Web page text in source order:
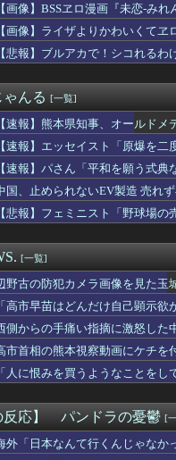
「170cmの日本人、40cmデカい
冠、女性初の棋士資格懸かる白
パスポート、思い切りパクりま
用サイズ登場
中日Aクラス入り？行けます！
が泥ママになっていた。勉強
会 2011～12年に国際審判員ら
リープ系のアニメで1番面白い
ゲームやりません、漫画読み
イナムコ決算、プリキュアが前
ッドFCがFWフアンマ・デルガ
トレスでマジで辞めたい
〇〇も疲れ果てた…〇〇の個体
本に偽善行為で2000万円寄付
やめとけ」という風潮、広ま
クに決める池田瑛紗ちゃんが強
出額ともに初の日本超え 26年
、孕め！」男「アン♡ ﾋﾞｭﾙ」⇒
「ADHDの人が治療しなかった
コカンになる
（42）が一軍合流！
サム】64話感想まとめ チトセ
「AIアントニオ猪木」が登場！
りとり《不倫》になる？→既婚
意図は... ついにあの映像が解禁
【画像】BSSヱロ漫画『未恋-み
【画像】ライザよりかわいくて
【悲報】ブルアカで！シコれる
んる [一覧]
【速報】熊本県知事、オールド
【速報】エッセイスト「原爆を
【速報】パさん「平和を願う式
れる
国、止められないEV製造 売れ
【悲報】フェミニスト「野球場
[一覧]
野古の防犯カメラ画像を見た玉
ントを……
「高市早苗はどんだけ自己顕示
とがない」と言い張るも……
側からの手痛い指摘に激怒した
……
市首相の熊本視察動画にケチ
「人に恨みを買うようなことを
反応】 パンドラの憂鬱 [
外「日本なんて行くんじゃな